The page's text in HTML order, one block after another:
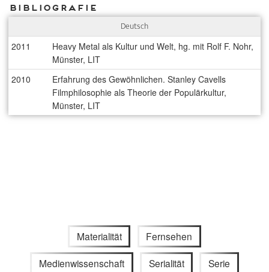
Bibliografie
Deutsch
2011
Heavy Metal als Kultur und Welt, hg. mit Rolf F. Nohr,
Münster, LIT
2010
Erfahrung des Gewöhnlichen. Stanley Cavells
Filmphilosophie als Theorie der Populärkultur,
Münster, LIT
Materialität Fernsehen
Medienwissenschaft Serialität Serie